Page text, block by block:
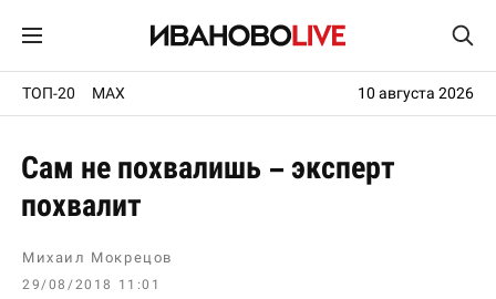
ТОП-20 MAX 10 августа 2026
Сам не похвалишь – эксперт
похвалит
Михаил Мокрецов
29/08/2018 11:01